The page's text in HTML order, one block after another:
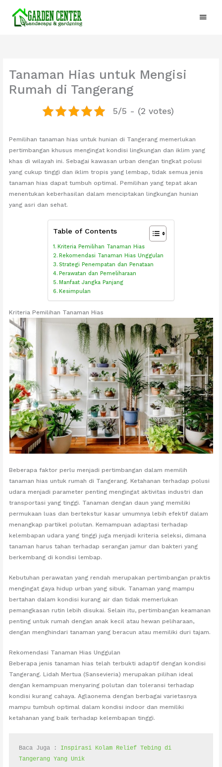
content
Main
Tanaman Hias untuk Mengisi
Rumah di Tangerang
5/5 - (2 votes)
Pemilihan tanaman hias untuk hunian di Tangerang memerlukan
pertimbangan khusus mengingat kondisi lingkungan dan iklim yang
khas di wilayah ini. Sebagai kawasan urban dengan tingkat polusi
yang cukup tinggi dan iklim tropis yang lembap, tidak semua jenis
tanaman hias dapat tumbuh optimal. Pemilihan yang tepat akan
menentukan keberhasilan dalam menciptakan lingkungan hunian
yang asri dan sehat.
Table of Contents
Kriteria Pemilihan Tanaman Hias
Rekomendasi Tanaman Hias Unggulan
Strategi Penempatan dan Penataan
Perawatan dan Pemeliharaan
Manfaat Jangka Panjang
Kesimpulan
Kriteria Pemilihan Tanaman Hias
Beberapa faktor perlu menjadi pertimbangan dalam memilih
tanaman hias untuk rumah di Tangerang. Ketahanan terhadap polusi
udara menjadi parameter penting mengingat aktivitas industri dan
transportasi yang tinggi. Tanaman dengan daun yang memiliki
permukaan luas dan bertekstur kasar umumnya lebih efektif dalam
menangkap partikel polutan. Kemampuan adaptasi terhadap
kelembapan udara yang tinggi juga menjadi kriteria seleksi, dimana
tanaman harus tahan terhadap serangan jamur dan bakteri yang
berkembang di kondisi lembap.
Kebutuhan perawatan yang rendah merupakan pertimbangan praktis
mengingat gaya hidup urban yang sibuk. Tanaman yang mampu
bertahan dalam kondisi kurang air dan tidak memerlukan
pemangkasan rutin lebih disukai. Selain itu, pertimbangan keamanan
penting untuk rumah dengan anak kecil atau hewan peliharaan,
dengan menghindari tanaman yang beracun atau memiliki duri tajam.
Rekomendasi Tanaman Hias Unggulan
Beberapa jenis tanaman hias telah terbukti adaptif dengan kondisi
Tangerang. Lidah Mertua (Sansevieria) merupakan pilihan ideal
dengan kemampuan menyaring polutan dan toleransi terhadap
kondisi kurang cahaya. Aglaonema dengan berbagai varietasnya
mampu tumbuh optimal dalam kondisi indoor dan memiliki
ketahanan yang baik terhadap kelembapan tinggi.
Baca Juga : Inspirasi Kolam Relief Tebing di
Tangerang Yang Unik